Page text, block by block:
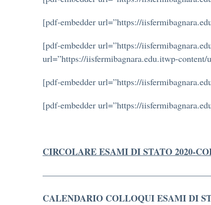
[pdf-embedder url=”https://
[pdf-embedder url=”https://
url=”https://iisfermibagnara.edu.itwp-
[pdf-embedder url=”https://
[pdf-embedder url=”https://
CIRCOLARE ESAMI DI STATO 2020-
CALENDARIO COLLOQUI ESAMI DI